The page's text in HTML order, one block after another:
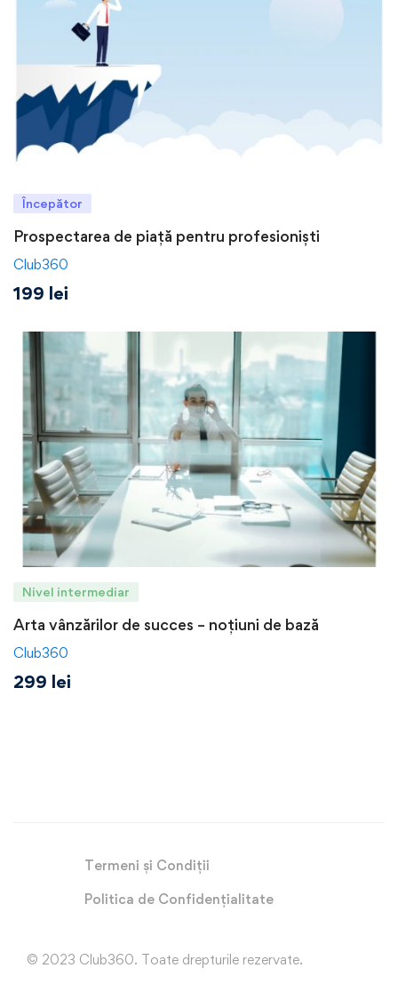
Începător
Prospectarea de piață pentru profesioniști
Club360
199 lei
Nivel intermediar
Arta vânzărilor de succes – noțiuni de bază
Club360
299 lei
Termeni și Condiții
Politica de Confidențialitate
© 2023 Club360. Toate drepturile rezervate.